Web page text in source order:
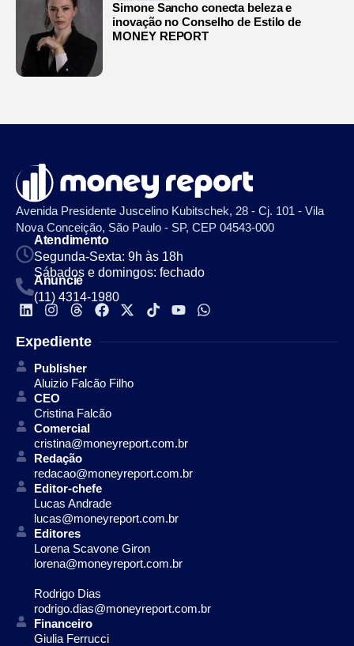
Simone Sancho conecta beleza e
inovação no Conselho de Estilo de
MONEY REPORT
Avenida Presidente Juscelino Kubitschek, 28 - Cj. 101 - Vila
Nova Conceição, São Paulo - SP, CEP 04543-000
Atendimento
Segunda-Sexta: 9h às 18h
Sábados e domingos: fechado
Anuncie
(11) 4314-1980
Expediente
Publisher
Aluizio Falcão Filho
CEO
Cristina Falcão
Comercial
cristina@moneyreport.com.br
Redação
redacao@moneyreport.com.br
Editor-chefe
Lucas Andrade
lucas@moneyreport.com.br
Editores
Lorena Scavone Giron
lorena@moneyreport.com.br
Rodrigo Dias
rodrigo.dias@moneyreport.com.br
Financeiro
Giulia Ferrucci